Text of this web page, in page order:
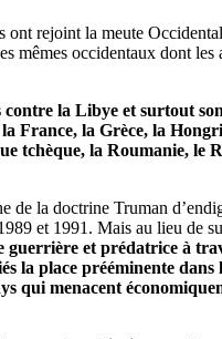
rejoint la meute
mêmes occidentaux dont les
contre la Libye et surtout
France, la Grèce, la
tchèque, la Roumanie, le
de la doctrine Truman
et 1991. Mais au lieu de
et prédatrice à
la place prééminente dans
qui menacent